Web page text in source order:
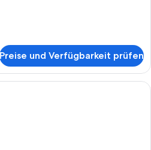
Preise und Verfügbarkeit prüfen
Ein Hotelzimmer mit einem großen